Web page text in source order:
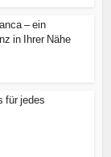
– ein
in Ihrer Nähe
für jedes